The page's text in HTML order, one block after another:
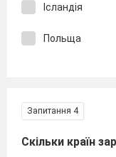
Ісландія
Польща
Запитання 4
Скільки країн